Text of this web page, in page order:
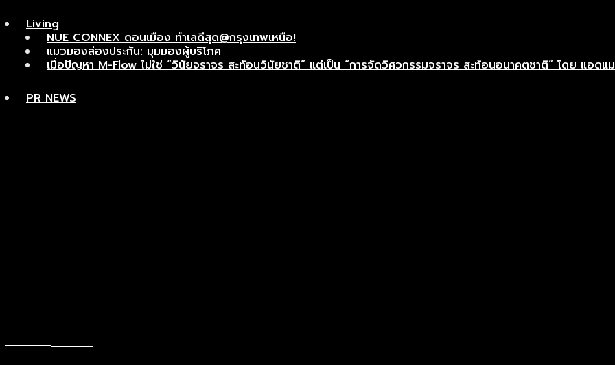
Living
NUE CONNEX ดอนเมือง ทำเลดีสุด@กรุงเทพเหนือ!
แมวมองส่องประกัน: มุมมองผู้บริโภค
เมื่อปัญหา M-Flow ไม่ใช่ “วินัยจราจร สะท้อนวินัยชาติ” แต่เป็น “การจัดวิศวกรรมจราจร สะท้อนอนาคตชาติ” โดย แอดแ
PR NEWS